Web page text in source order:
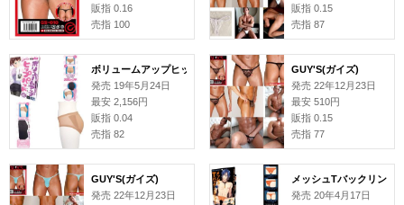
販指 0.16
売指 100
販指 0.15
売指 87
ボリュームアップヒップパッド
発売 19年5月24日
最安 2,156円
販指 0.04
売指 82
GUY'S(ガイズ)
発売 22年12月23日
最安 510円
販指 0.15
売指 77
GUY'S(ガイズ)
発売 22年12月23日
メッシュTバックリング
発売 20年4月17日